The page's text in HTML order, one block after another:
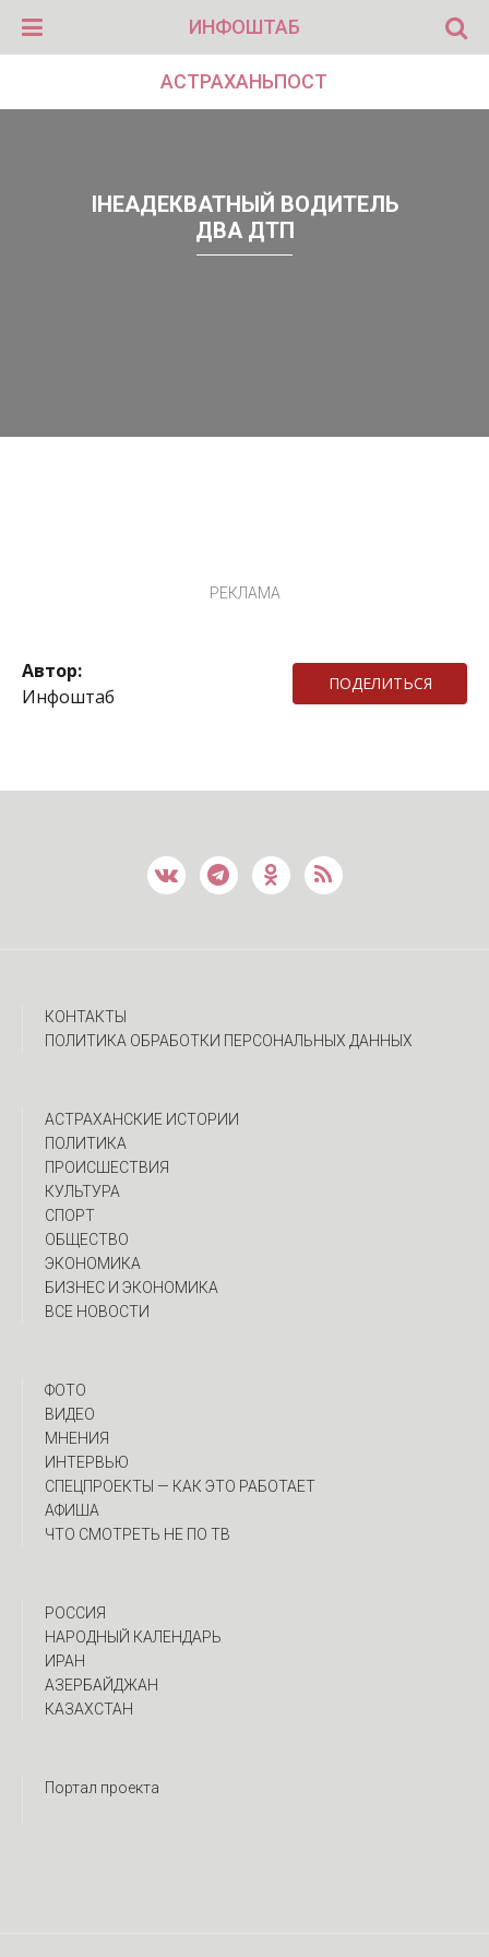
ИНФОШТАБ
АСТРАХАНЬПОСТ
IНЕАДЕКВАТНЫЙ ВОДИТЕЛЬ
ДВА ДТП
РЕКЛАМА
Автор:
Инфоштаб
ПОДЕЛИТЬСЯ
КОНТАКТЫ
ПОЛИТИКА ОБРАБОТКИ ПЕРСОНАЛЬНЫХ ДАННЫХ
АСТРАХАНСКИЕ ИСТОРИИ
ПОЛИТИКА
ПРОИСШЕСТВИЯ
КУЛЬТУРА
СПОРТ
ОБЩЕСТВО
ЭКОНОМИКА
БИЗНЕС И ЭКОНОМИКА
ВСЕ НОВОСТИ
ФОТО
ВИДЕО
МНЕНИЯ
ИНТЕРВЬЮ
CПЕЦПРОЕКТЫ — КАК ЭТО РАБОТАЕТ
АФИША
ЧТО СМОТРЕТЬ НЕ ПО ТВ
РОССИЯ
НАРОДНЫЙ КАЛЕНДАРЬ
ИРАН
АЗЕРБАЙДЖАН
КАЗАХСТАН
Портал проекта